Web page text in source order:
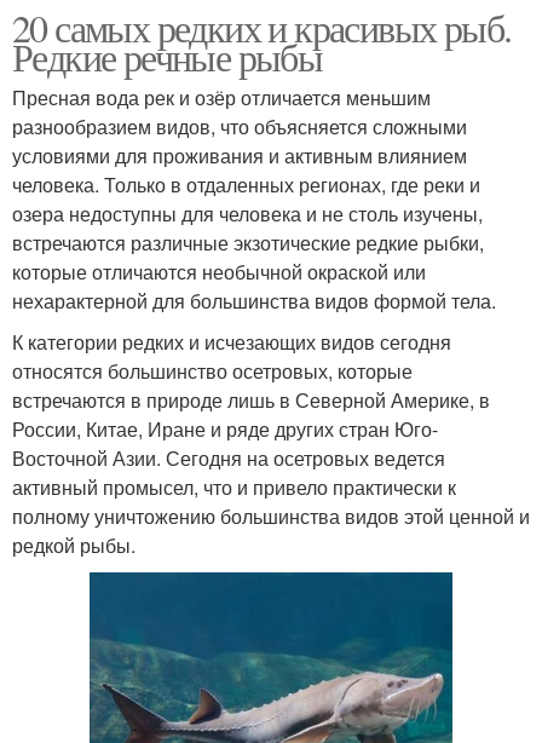
20 самых редких и красивых рыб.
Редкие речные рыбы
Пресная вода рек и озёр отличается меньшим
разнообразием видов, что объясняется сложными
условиями для проживания и активным влиянием
человека. Только в отдаленных регионах, где реки и
озера недоступны для человека и не столь изучены,
встречаются различные экзотические редкие рыбки,
которые отличаются необычной окраской или
нехарактерной для большинства видов формой тела.
К категории редких и исчезающих видов сегодня
относятся большинство осетровых, которые
встречаются в природе лишь в Северной Америке, в
России, Китае, Иране и ряде других стран Юго-
Восточной Азии. Сегодня на осетровых ведется
активный промысел, что и привело практически к
полному уничтожению большинства видов этой ценной и
редкой рыбы.